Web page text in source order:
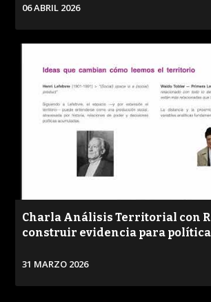
06 ABRIL 2026
VER
Charla Análisis Territorial con R
construir evidencia para
31 MARZO 2026